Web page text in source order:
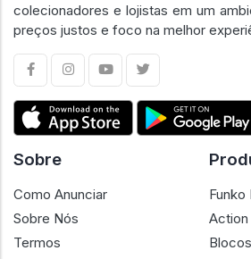
colecionadores e lojistas em um
preços justos e foco na melhor
Sobre
Como Anunciar
Sobre Nós
Termos
Funko
Action